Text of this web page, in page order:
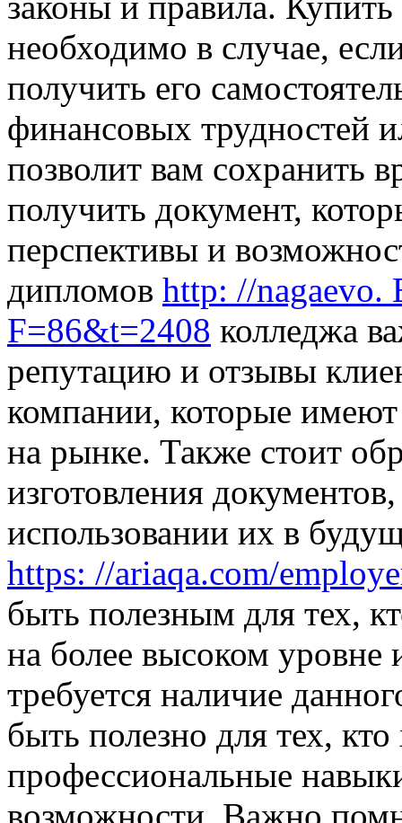
необходимо в случае,
получить его
финансовых трудностей
позволит вам сохранить
получить документ,
перспективы и
дипломов http: //nagaevo.
F=86&t=2408 колледжа
репутацию и отзывы
компании, которые
на рынке. Также стоит
изготовления
использовании их в
https: //ariaqa.com/
быть полезным для тех,
на более высоком уровне
требуется наличие
быть полезно для тех,
профессиональные
возможности. Важно